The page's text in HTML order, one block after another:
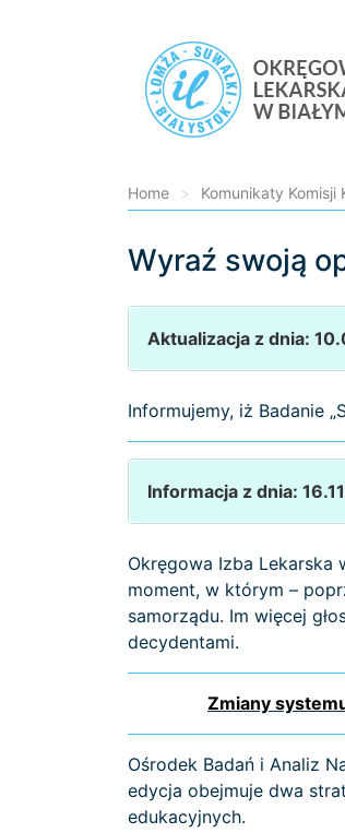
Home > Komunikaty Komisji
Wyraź swoją
Aktualizacja z dnia:
Informujemy, iż Badanie
Informacja z dnia:
Okręgowa Izba Lekarska
moment, w którym –
samorządu. Im więcej
decydentami.
Zmiany
Ośrodek Badań i Analiz
edycja obejmuje dwa
edukacyjnych.